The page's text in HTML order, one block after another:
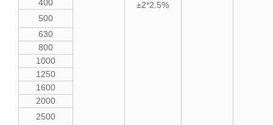
±2*2.5%
400
500
630
800
1000
1250
1600
2000
2500